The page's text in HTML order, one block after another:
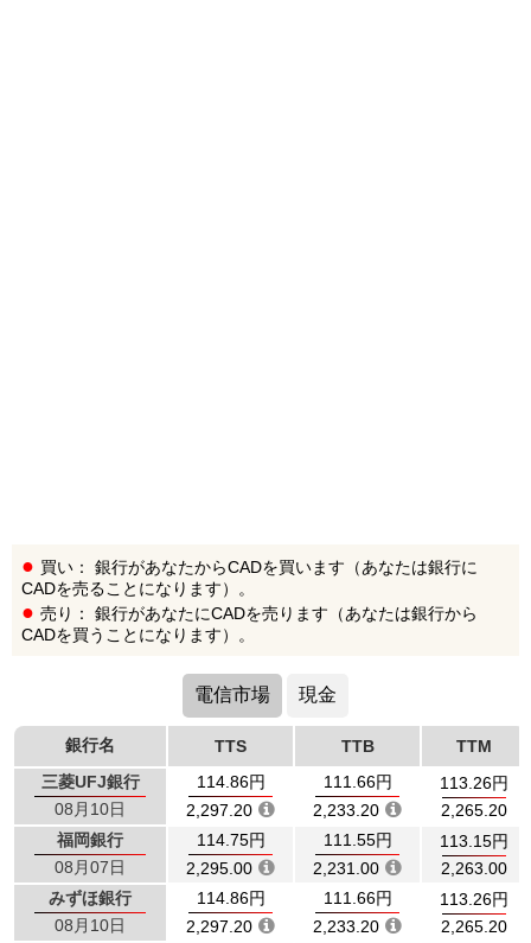
買い： 銀行があなたからCADを買います（あなたは銀行に
CADを売ることになります）。
売り： 銀行があなたにCADを売ります（あなたは銀行から
CADを買うことになります）。
電信市場 現金
銀行名 TTS TTB
TTM
三菱UFJ銀行
08月10日
114.86円
2,297.20
111.66円
2,233.20
113.26円
2,265.20
福岡銀行
08月07日
114.75円
2,295.00
111.55円
2,231.00
113.15円
2,263.00
みずほ銀行
08月10日
114.86円
2,297.20
111.66円
2,233.20
113.26円
2,265.20